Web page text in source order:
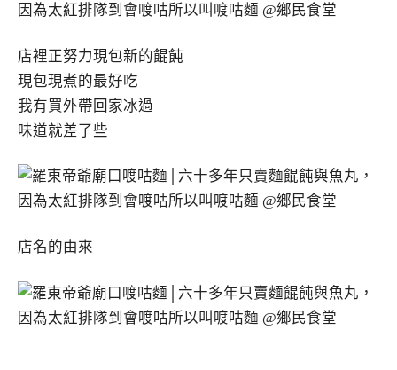
店裡正努力現包新的餛飩
現包現煮的最好吃
我有買外帶回家冰過
味道就差了些
店名的由來